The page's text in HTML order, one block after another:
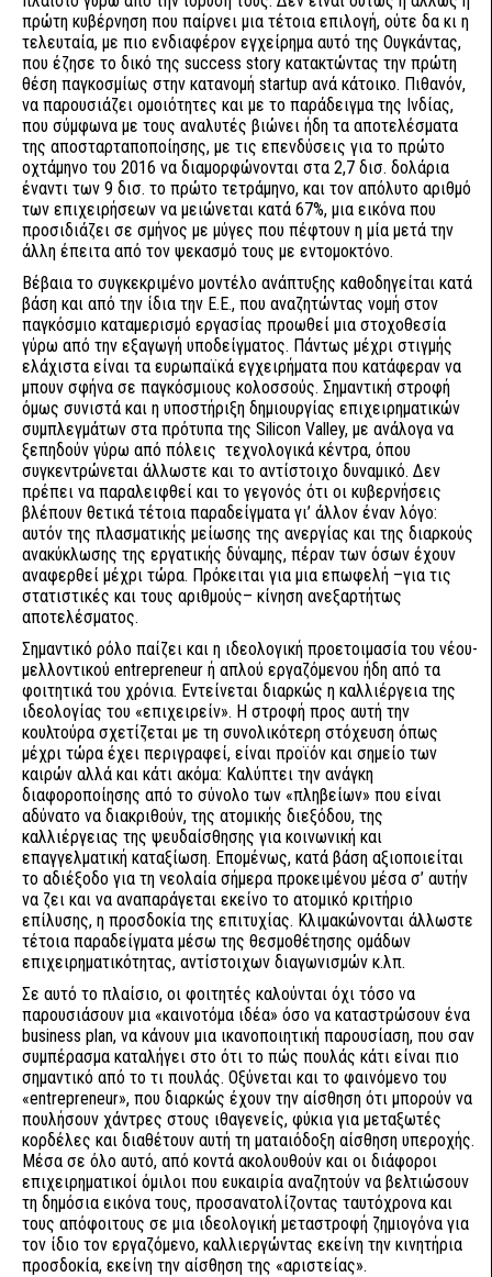
πρώτη κυβέρνηση που παίρνει μια τέτοια επιλογή, ούτε δα κι η
τελευταία, με πιο ενδιαφέρον εγχείρημα αυτό της Ουγκάντας,
που έζησε το δικό της success story κατακτώντας την πρώτη
θέση παγκοσμίως στην κατανομή startup ανά κάτοικο. Πιθανόν,
να παρουσιάζει ομοιότητες και με το παράδειγμα της Ινδίας,
που σύμφωνα με τους αναλυτές βιώνει ήδη τα αποτελέσματα
της αποσταρταποποίησης, με τις επενδύσεις για το πρώτο
οχτάμηνο του 2016 να διαμορφώνονται στα 2,7 δισ. δολάρια
έναντι των 9 δισ. το πρώτο τετράμηνο, και τον απόλυτο αριθμό
των επιχειρήσεων να μειώνεται κατά 67%, μια εικόνα που
προσιδιάζει σε σμήνος με μύγες που πέφτουν η μία μετά την
άλλη έπειτα από τον ψεκασμό τους με εντομοκτόνο.
Βέβαια το συγκεκριμένο μοντέλο ανάπτυξης καθοδηγείται κατά
βάση και από την ίδια την Ε.Ε., που αναζητώντας νομή στον
παγκόσμιο καταμερισμό εργασίας προωθεί μια στοχοθεσία
γύρω από την εξαγωγή υποδείγματος. Πάντως μέχρι στιγμής
ελάχιστα είναι τα ευρωπαϊκά εγχειρήματα που κατάφεραν να
μπουν σφήνα σε παγκόσμιους κολοσσούς. Σημαντική στροφή
όμως συνιστά και η υποστήριξη δημιουργίας επιχειρηματικών
συμπλεγμάτων στα πρότυπα της Silicon Valley, με ανάλογα να
ξεπηδούν γύρω από πόλεις τεχνολογικά κέντρα, όπου
συγκεντρώνεται άλλωστε και το αντίστοιχο δυναμικό. Δεν
πρέπει να παραλειφθεί και το γεγονός ότι οι κυβερνήσεις
βλέπουν θετικά τέτοια παραδείγματα γι’ άλλον έναν λόγο:
αυτόν της πλασματικής μείωσης της ανεργίας και της διαρκούς
ανακύκλωσης της εργατικής δύναμης, πέραν των όσων έχουν
αναφερθεί μέχρι τώρα. Πρόκειται για μια επωφελή –για τις
στατιστικές και τους αριθμούς– κίνηση ανεξαρτήτως
αποτελέσματος.
Σημαντικό ρόλο παίζει και η ιδεολογική προετοιμασία του νέου-
μελλοντικού entrepreneur ή απλού εργαζόμενου ήδη από τα
φοιτητικά του χρόνια. Εντείνεται διαρκώς η καλλιέργεια της
ιδεολογίας του «επιχειρείν». Η στροφή προς αυτή την
κουλτούρα σχετίζεται με τη συνολικότερη στόχευση όπως
μέχρι τώρα έχει περιγραφεί, είναι προϊόν και σημείο των
καιρών αλλά και κάτι ακόμα: Καλύπτει την ανάγκη
διαφοροποίησης από το σύνολο των «πληβείων» που είναι
αδύνατο να διακριθούν, της ατομικής διεξόδου, της
καλλιέργειας της ψευδαίσθησης για κοινωνική και
επαγγελματική καταξίωση. Επομένως, κατά βάση αξιοποιείται
το αδιέξοδο για τη νεολαία σήμερα προκειμένου μέσα σ’ αυτήν
να ζει και να αναπαράγεται εκείνο το ατομικό κριτήριο
επίλυσης, η προσδοκία της επιτυχίας. Κλιμακώνονται άλλωστε
τέτοια παραδείγματα μέσω της θεσμοθέτησης ομάδων
επιχειρηματικότητας, αντίστοιχων διαγωνισμών κ.λπ.
Σε αυτό το πλαίσιο, οι φοιτητές καλούνται όχι τόσο να
παρουσιάσουν μια «καινοτόμα ιδέα» όσο να καταστρώσουν ένα
business plan, να κάνουν μια ικανοποιητική παρουσίαση, που σαν
συμπέρασμα καταλήγει στο ότι το πώς πουλάς κάτι είναι πιο
σημαντικό από το τι πουλάς. Οξύνεται και το φαινόμενο του
«entrepreneur», που διαρκώς έχουν την αίσθηση ότι μπορούν να
πουλήσουν χάντρες στους ιθαγενείς, φύκια για μεταξωτές
κορδέλες και διαθέτουν αυτή τη ματαιόδοξη αίσθηση υπεροχής.
Μέσα σε όλο αυτό, από κοντά ακολουθούν και οι διάφοροι
επιχειρηματικοί όμιλοι που ευκαιρία αναζητούν να βελτιώσουν
τη δημόσια εικόνα τους, προσανατολίζοντας ταυτόχρονα και
τους απόφοιτους σε μια ιδεολογική μεταστροφή ζημιογόνα για
τον ίδιο τον εργαζόμενο, καλλιεργώντας εκείνη την κινητήρια
προσδοκία, εκείνη την αίσθηση της «αριστείας».